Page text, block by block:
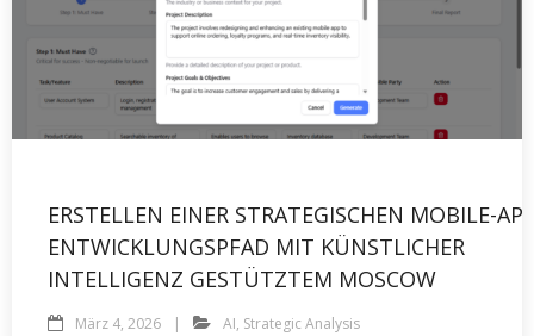
ERSTELLEN EINER STRATEGISCHEN MOBILE-
ENTWICKLUNGSPFAD MIT KÜNSTLICHER
INTELLIGENZ GESTÜTZTEM MOSCOW
März 4, 2026 AI, Strategic Analysis